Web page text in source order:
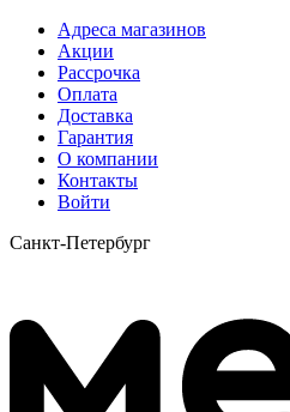
Адреса магазинов
Акции
Рассрочка
Оплата
Доставка
Гарантия
О компании
Контакты
Войти
Санкт-Петербург